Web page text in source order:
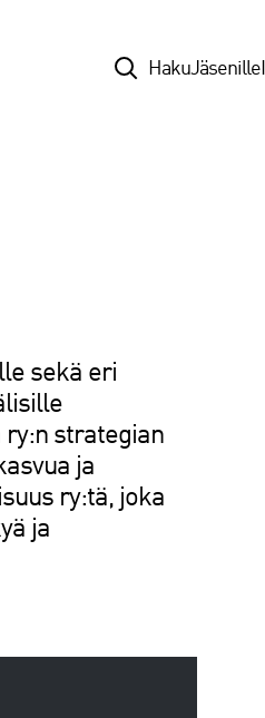
TopHakuJäsenille
sekä eri
ry:n strategian
ja
ry:tä, joka
ja